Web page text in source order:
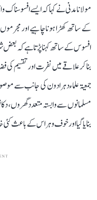
مولانا مدنی نے کہا کہ ایسے
کے ساتھ کھڑا ہونا چاہیے اور
افسوس کے ساتھ کہنا پڑتا ہے کہ بعض
بنا کر علاقے میں نفرت اور تقسیم
جمعیۃ علماء دہرادون کی جانب سے
مسلمانوں سے وابستہ متعدد گھروں،
بنایا گیا اور خوف و ہراس کے باعث